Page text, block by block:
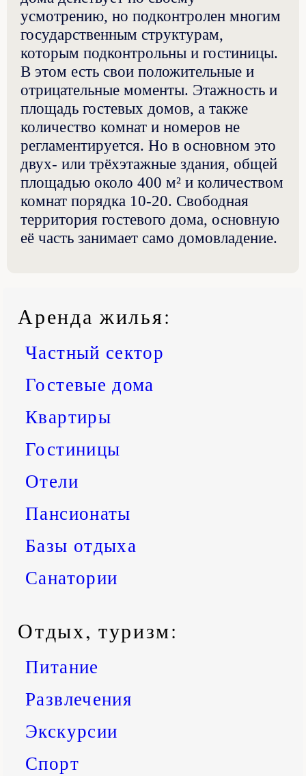
Аренда жилья:
Частный сектор
Гостевые дома
Квартиры
Гостиницы
Отели
Пансионаты
Базы отдыха
Санатории
Отдых, туризм:
Питание
Развлечения
Экскурсии
Спорт
усмотрению, но подконтролен многим
государственным структурам,
которым подконтрольны и гостиницы.
В этом есть свои положительные и
отрицательные моменты. Этажность и
площадь гостевых домов, а также
количество комнат и номеров не
регламентируется. Но в основном это
двух- или трёхэтажные здания, общей
площадью около 400 м² и количеством
комнат порядка 10-20. Свободная
территория гостевого дома, основную
её часть занимает само домовладение.